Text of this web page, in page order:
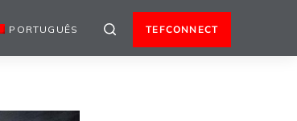
PORTUGUÊS TEFCONNECT